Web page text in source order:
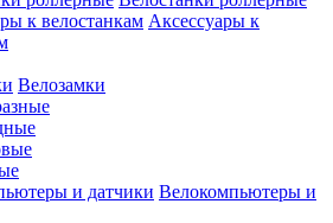
Аксессуары к
Велозамки
Велокомпьютеры и